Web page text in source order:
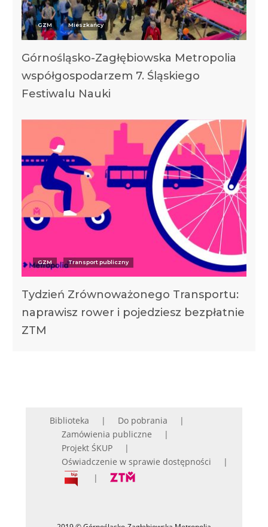
GZM Mieszkańcy
Górnośląsko-Zagłębiowska Metropolia
współgospodarzem 7. Śląskiego
Festiwalu Nauki
GZM Transport publiczny
Tydzień Zrównoważonego Transportu:
naprawisz rower i pojedziesz bezpłatnie
ZTM
Biblioteka
Do pobrania
Zamówienia publiczne
Projekt ŚKUP
Oświadczenie w sprawie dostępności